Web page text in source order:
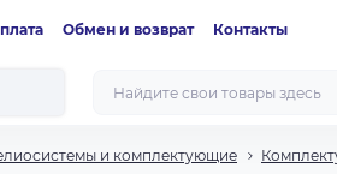
Обмен и возврат Контакты
и комплектующие